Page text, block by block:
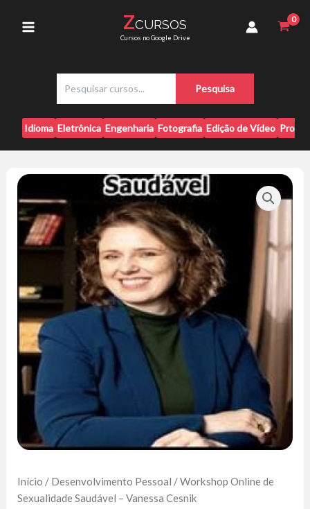
Menu
ZCURSOS
Cursos no Google Drive
s
q
u
i
a
r
Pesquisa
Idioma Eletrônica Engenharia Fotografia Edição de Vídeo
Início / Desenvolvimento Pessoal / Workshop Online de
Sexualidade Saudável – Vanessa Cesnik
Saudável